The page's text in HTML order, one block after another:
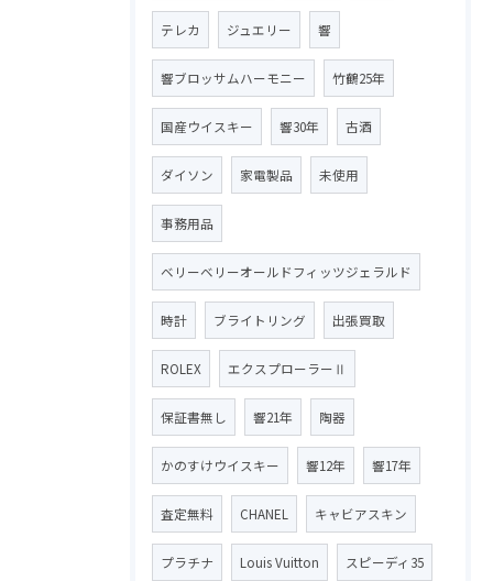
テレカ ジュエリー 響
響ブロッサムハーモニー 竹鶴25年
国産ウイスキー 響30年 古酒
ダイソン 家電製品 未使用
事務用品
ベリーベリーオールドフィッツジェラルド
時計 ブライトリング 出張買取
ROLEX エクスプローラーⅡ
保証書無し 響21年 陶器
かのすけウイスキー 響12年 響17年
査定無料 CHANEL キャビアスキン
プラチナ Louis Vuitton スピーディ35